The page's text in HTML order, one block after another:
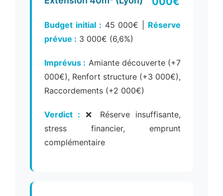
Budget initial : 45 000€ | Réserve
prévue : 3 000€ (6,6%)
Imprévus : Amiante découverte (+7
000€), Renfort structure (+3 000€),
Raccordements (+2 000€)
Verdict : ❌ Réserve insuffisante,
stress financier, emprunt
complémentaire